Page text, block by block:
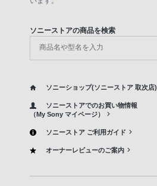
ソニーストアの商品を検索
ソニーショップ(ソニーストア 取次店)
ソニーストアでのお買い物情報
（My Sony マイページ）
ソニーストア ご利用ガイド
オーナーレビューのご案内